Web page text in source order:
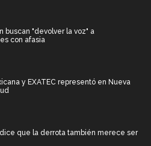
buscan "devolver la voz" a
con afasia
y EXATEC representó en Nueva
que la derrota también merece ser